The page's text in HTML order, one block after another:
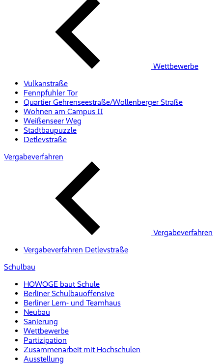
Wettbewerbe
Vulkanstraße
Fennpfuhler Tor
Quartier Gehrenseestraße/Wollenberger Straße
Wohnen am Campus II
Weißenseer Weg
Stadtbaupuzzle
Detlevstraße
Vergabeverfahren
Vergabeverfahren
Vergabeverfahren Detlevstraße
Schulbau
HOWOGE baut Schule
Berliner Schulbauoffensive
Berliner Lern- und Teamhaus
Neubau
Sanierung
Wettbewerbe
Partizipation
Zusammenarbeit mit Hochschulen
Ausstellung